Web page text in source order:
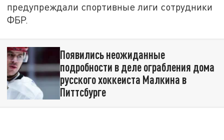
предупреждали спортивные лиги сотрудники
ФБР.
Появились неожиданные
подробности в деле ограбления дома
русского хоккеиста Малкина в
Питтсбурге